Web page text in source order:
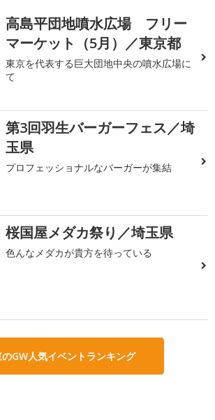
高島平団地噴水広場 フリー
マーケット（5月）／東京都
東京を代表する巨大団地中央の噴水広場に
て
第3回羽生バーガーフェス／埼
玉県
プロフェッショナルなバーガーが集結
桜国屋メダカ祭り／埼玉県
色んなメダカが貴方を待っている
GW人気イベントランキング